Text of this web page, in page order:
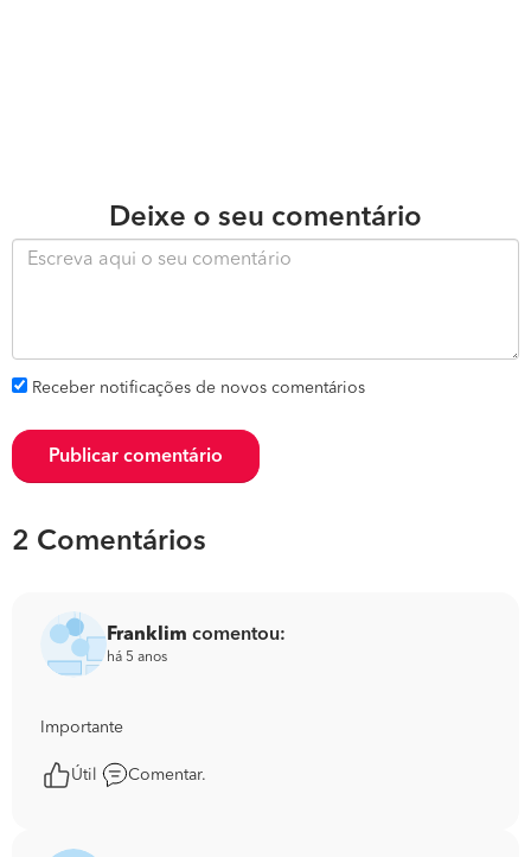
Deixe o seu comentário
Receber notificações de novos comentários
Publicar comentário
2 Comentários
Franklim comentou:
há 5 anos
Importante
Útil Comentar.